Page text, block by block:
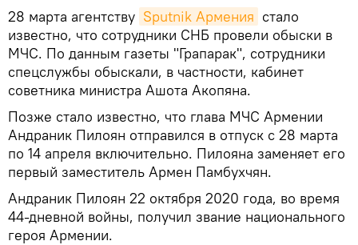
28 марта агентству Sputnik Армения стало
известно, что сотрудники СНБ провели обыски в
МЧС. По данным газеты "Грапарак", сотрудники
спецслужбы обыскали, в частности, кабинет
советника министра Ашота Акопяна.
Позже стало известно, что глава МЧС Армении
Андраник Пилоян отправился в отпуск с 28 марта
по 14 апреля включительно. Пилояна заменяет его
первый заместитель Армен Памбухчян.
Андраник Пилоян 22 октября 2020 года, во время
44-дневной войны, получил звание национального
героя Армении.